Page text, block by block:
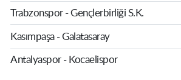
Trabzonspor - Gençlerbirliği S.K.
Kasımpaşa - Galatasaray
Antalyaspor - Kocaelispor